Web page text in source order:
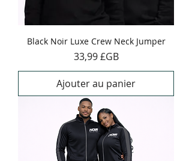
Black Noir Luxe Crew Neck Jumper
Prix
33,99 £GB
Ajouter au panier